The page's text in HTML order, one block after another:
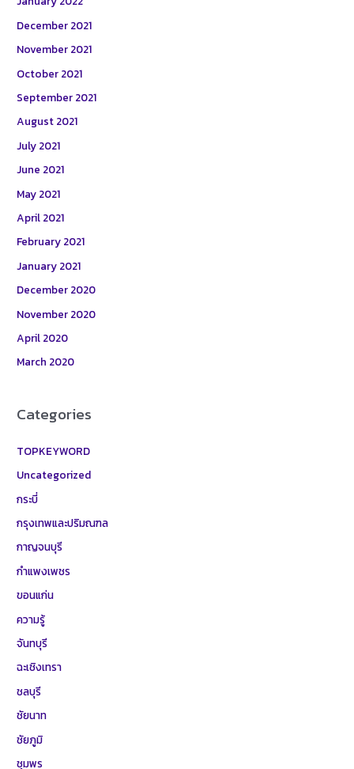
December 2021
November 2021
October 2021
September 2021
August 2021
July 2021
June 2021
May 2021
April 2021
February 2021
January 2021
December 2020
November 2020
April 2020
March 2020
Categories
TOPKEYWORD
Uncategorized
กระบี่
กรุงเทพและปริมณฑล
กาญจนบุรี
กำแพงเพชร
ขอนแก่น
ความรู้
จันทบุรี
ฉะเชิงเทรา
ชลบุรี
ชัยนาท
ชัยภูมิ
ชุมพร